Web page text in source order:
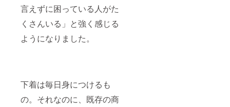
言えずに困っている人がた
くさんいる」と強く感じる
ようになりました。
下着は毎日身につけるも
の。それなのに、既存の商